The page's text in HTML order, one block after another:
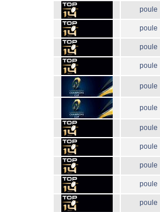
poule
poule
poule
poule
poule
poule
poule
poule
poule
poule
poule